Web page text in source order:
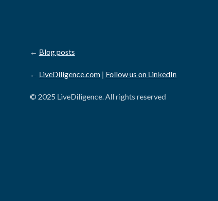
← Blog posts
← LiveDiligence.com| Follow us on LinkedIn
© 2025 LiveDiligence. All rights reserved